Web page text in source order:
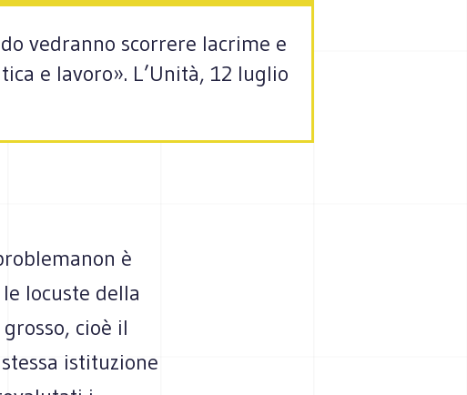
vedranno scorrere lacrime e
e lavoro». L’Unità, 12 luglio
è
locuste della
cioè il
istituzione